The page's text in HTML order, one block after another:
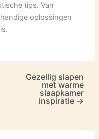
tips. Van
oplossingen
Gezellig slapen
met warme
slaapkamer
inspiratie →